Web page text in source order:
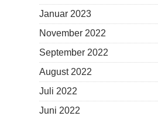
Januar 2023
November 2022
September 2022
August 2022
Juli 2022
Juni 2022